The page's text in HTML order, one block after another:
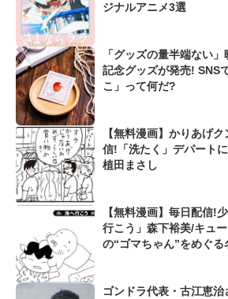
ジナルアニメ3選
「グッズの量半端ない
記念グッズが発売! SNS
こ」って何だ?
【無料漫画】かりあげ
信!「洗たく」デパート
植田まさし
【無料漫画】毎日配信!
行こう」森下裕美/キュ
の“ゴマちゃん”をめぐ
ゴンドラ代表・古江恵